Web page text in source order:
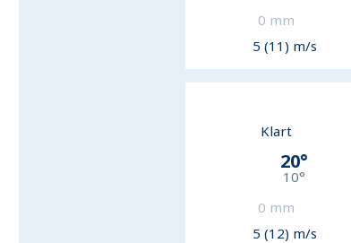
0 mm
5 (11) m/s
Klart
20°
10°
0 mm
5 (12) m/s